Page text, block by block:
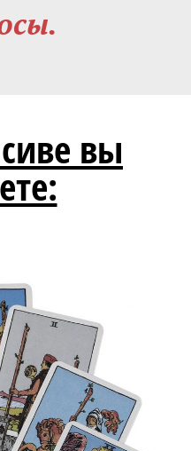
вы